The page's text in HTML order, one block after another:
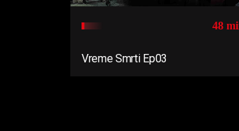
48
Vreme Smrti Ep03